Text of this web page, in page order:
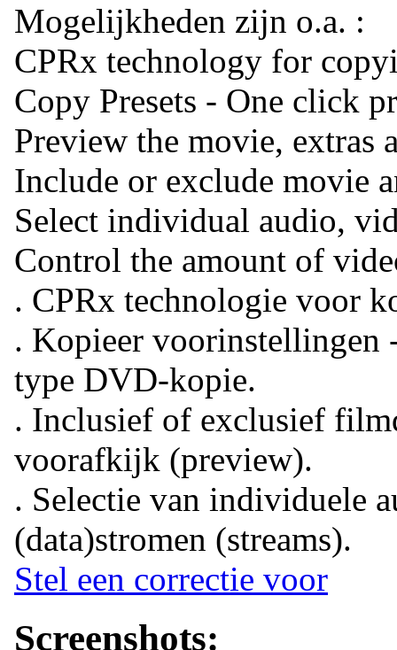
Mogelijkheden zijn o.a. :
CPRx technology for
Copy Presets - One click
Preview the movie, extras
Include or exclude movie
Select individual audio,
Control the amount of
. CPRx technologie voor
. Kopieer
type DVD-kopie.
. Inclusief of exclusief
voorafkijk (preview).
. Selectie van individuele
(data)stromen (streams).
Stel een correctie voor
Screenshots: